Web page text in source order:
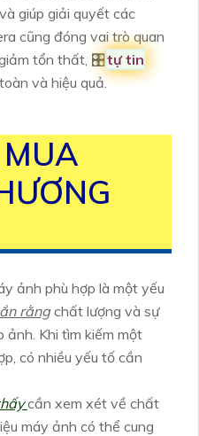
giúp giải quyết các
cũng đóng vai trò quan
tổn thất, 🎛tự tin
và hiệu quả.
ảnh phù hợp là một yếu
rằng chất lượng và sự
ảnh. Khi tìm kiếm một
có nhiều yếu tố cần
cần xem xét về chất
máy ảnh có thể cung